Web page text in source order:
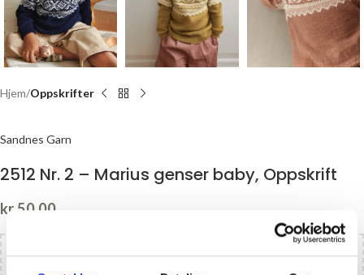
Hjem Oppskrifter
Sandnes Garn
2512 Nr. 2 – Marius genser baby, Oppskrift
kr 50,00
Legg tilkr1100,00i handlekurven og få gratis frakt!